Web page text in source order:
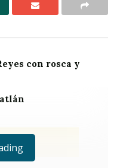
con rosca y